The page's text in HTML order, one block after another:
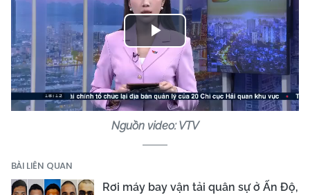
Play
Video
Nguồn video: VTV
BÀI LIÊN QUAN
Rơi máy bay vận tải quân sự ở Ấn Độ,